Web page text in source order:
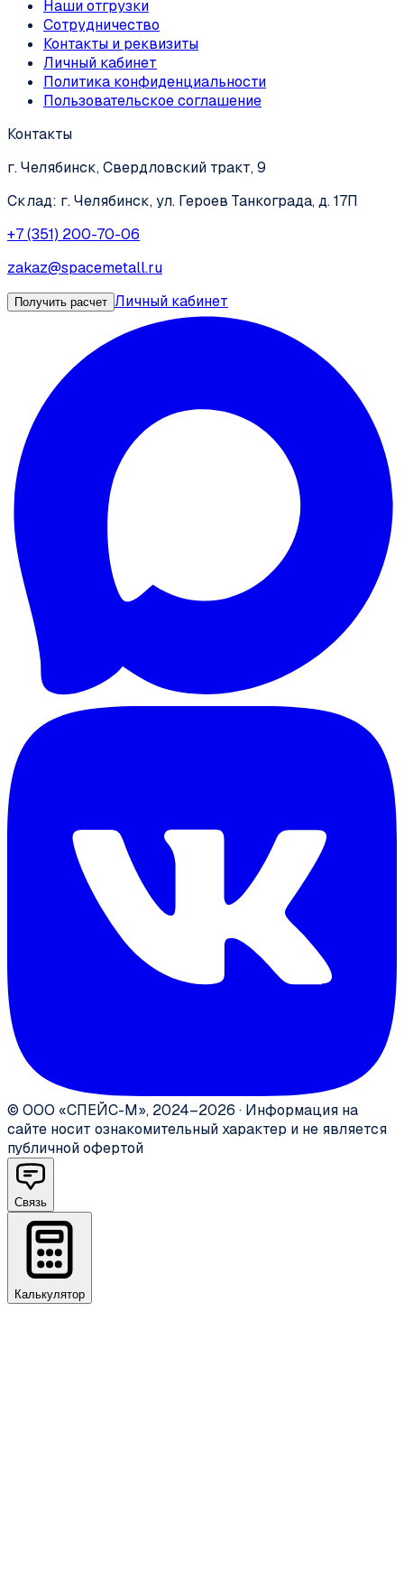
Наши отгрузки
Сотрудничество
Контакты и реквизиты
Личный кабинет
Политика конфиденциальности
Пользовательское соглашение
Контакты
г. Челябинск, Свердловский тракт, 9
Склад: г. Челябинск, ул. Героев Танкограда, д. 17П
+7 (351) 200-70-06
zakaz@spacemetall.ru
Получить расчет Личный кабинет
© ООО «СПЕЙС-М», 2024–2026 · Информация на
сайте носит ознакомительный характер и не является
публичной офертой
Связь
Калькулятор